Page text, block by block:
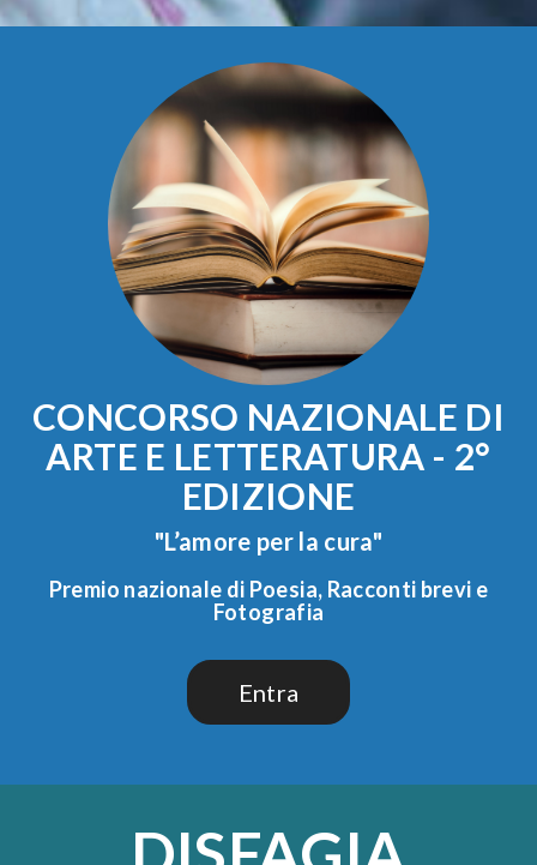
CONCORSO NAZIONALE DI
ARTE E LETTERATURA - 2°
EDIZIONE
"L’amore per la cura"
Premio nazionale di Poesia, Racconti brevi e
Fotografia
Entra